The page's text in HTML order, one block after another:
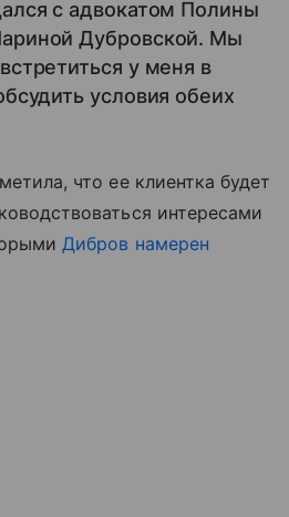
с адвокатом Полины
Дубровской. Мы
у меня в
условия обеих
что ее клиентка будет
интересами
Дибров намерен